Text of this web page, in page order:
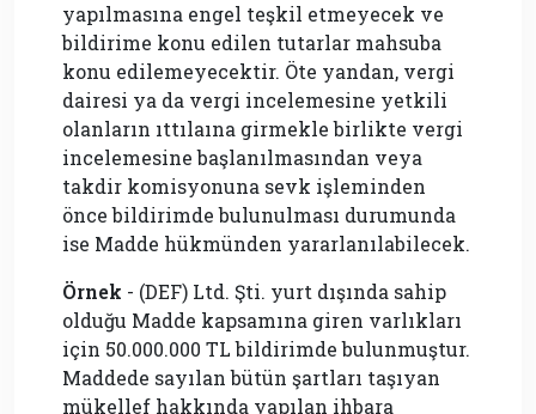
yapılmasına engel teşkil etmeyecek ve
bildirime konu edilen tutarlar mahsuba
konu edilemeyecektir. Öte yandan, vergi
dairesi ya da vergi incelemesine yetkili
olanların ıttılaına girmekle birlikte vergi
incelemesine başlanılmasından veya
takdir komisyonuna sevk işleminden
önce bildirimde bulunulması durumunda
ise Madde hükmünden yararlanılabilecek.
Örnek - (DEF) Ltd. Şti. yurt dışında sahip
olduğu Madde kapsamına giren varlıkları
için 50.000.000 TL bildirimde bulunmuştur.
Maddede sayılan bütün şartları taşıyan
mükellef hakkında yapılan ihbara